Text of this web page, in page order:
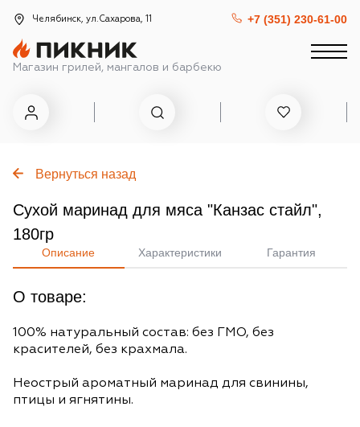
Челябинск, ул.Сахарова, 11 +7 (351) 230-61-00
Магазин грилей, мангалов и барбекю
Вернуться назад
Сухой маринад для мяса "Канзас стайл",
180гр
Описание Характеристики Гарантия
О товаре:
100% натуральный состав: без ГМО, без
красителей, без крахмала.
Неострый ароматный маринад для свинины,
птицы и ягнятины.